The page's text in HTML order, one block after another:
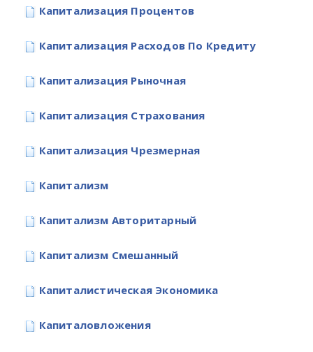
Капитализация Процентов
Капитализация Расходов По Кредиту
Капитализация Рыночная
Капитализация Страхования
Капитализация Чрезмерная
Капитализм
Капитализм Авторитарный
Капитализм Смешанный
Капиталистическая Экономика
Капиталовложения